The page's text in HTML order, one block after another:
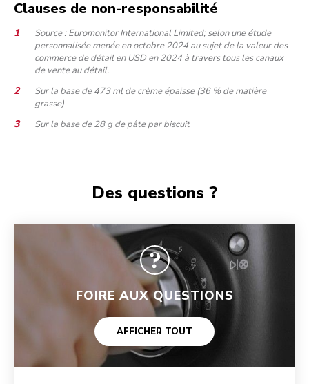
Clauses de non-responsabilité
Source : Euromonitor International Limited; selon une étude
personnalisée menée en octobre 2024 au sujet de la valeur des
commerce de détail en USD en 2024 à travers tous les canaux
de vente au détail.
Sur la base de 473 ml de crème épaisse (36 % de matière
grasse)
Sur la base de 28 g de pâte par biscuit
Des questions ?
FOIRE AUX QUESTIONS
AFFICHER TOUT